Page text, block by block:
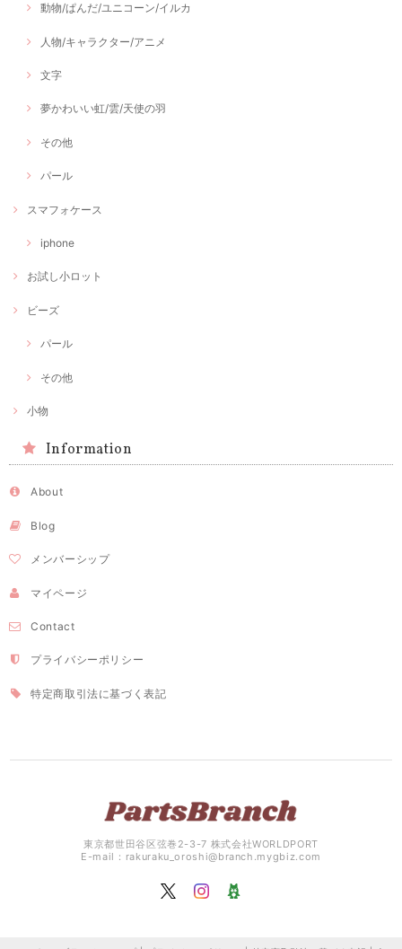
動物/ぱんだ/ユニコーン/イルカ
人物/キャラクター/アニメ
文字
夢かわいい虹/雲/天使の羽
その他
パール
スマフォケース
iphone
お試し小ロット
ビーズ
パール
その他
小物
Information
About
Blog
メンバーシップ
マイページ
Contact
プライバシーポリシー
特定商取引法に基づく表記
東京都世田谷区弦巻2-3-7 株式会社WORLDPORT
E-mail： rakuraku_oroshi@branch.mygbiz.com